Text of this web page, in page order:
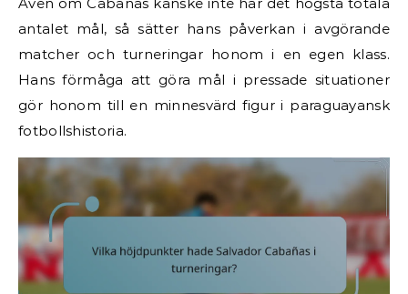
Även om Cabañas kanske inte har det högsta totala
antalet mål, så sätter hans påverkan i avgörande
matcher och turneringar honom i en egen klass.
Hans förmåga att göra mål i pressade situationer
gör honom till en minnesvärd figur i paraguayansk
fotbollshistoria.